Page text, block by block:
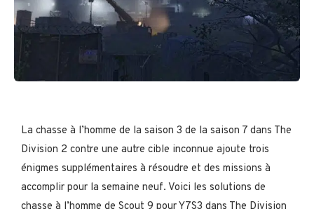
La chasse à l’homme de la saison 3 de la saison 7 dans The
Division 2 contre une autre cible inconnue ajoute trois
énigmes supplémentaires à résoudre et des missions à
accomplir pour la semaine neuf. Voici les solutions de
chasse à l’homme de Scout 9 pour Y7S3 dans The Division